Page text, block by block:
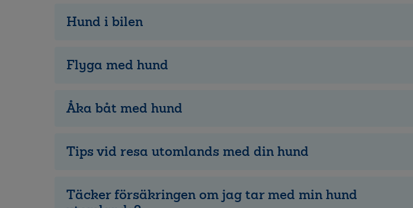
Hund i bilen
Flyga med hund
Åka båt med hund
Tips vid resa utomlands med din hund
Täcker försäkringen om jag tar med min hund